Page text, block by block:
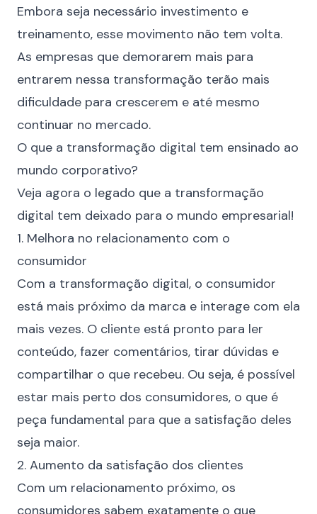
Embora seja necessário investimento e
treinamento, esse movimento não tem volta.
As empresas que demorarem mais para
entrarem nessa transformação terão mais
dificuldade para crescerem e até mesmo
continuar no mercado.
O que a transformação digital tem ensinado ao
mundo corporativo?
Veja agora o legado que a transformação
digital tem deixado para o mundo empresarial!
1. Melhora no relacionamento com o
consumidor
Com a transformação digital, o consumidor
está mais próximo da marca e interage com ela
mais vezes. O cliente está pronto para ler
conteúdo, fazer comentários, tirar dúvidas e
compartilhar o que recebeu. Ou seja, é possível
estar mais perto dos consumidores, o que é
peça fundamental para que a satisfação deles
seja maior.
2. Aumento da satisfação dos clientes
Com um relacionamento próximo, os
consumidores sabem exatamente o que